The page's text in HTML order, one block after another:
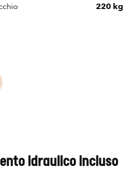
220 kg
idraulico incluso